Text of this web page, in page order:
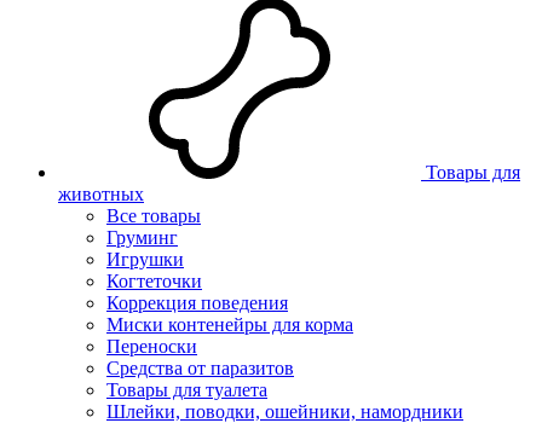
Товары для
животных
Все товары
Груминг
Игрушки
Когтеточки
Коррекция поведения
Миски контенейры для корма
Переноски
Средства от паразитов
Товары для туалета
Шлейки, поводки, ошейники, намордники